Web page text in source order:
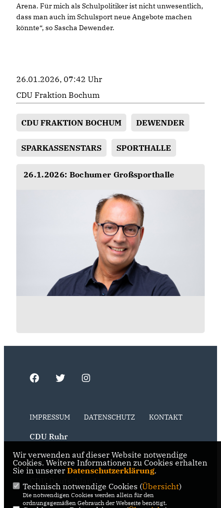
Arena. Für mich als Schulpolitiker ist nicht unwesentlich,
dass man auch im Schulsport neue Angebote machen
könnte“, so Sascha Dewender.
26.01.2026, 07:42 Uhr
CDU Fraktion Bochum
CDU FRAKTION BOCHUM DEWENDER
SPARKASSENSTARS SPORTHALLE
26.1.2026: Bochumer Großsporthalle
IMPRESSUM DATENSCHUTZ KONTAKT
CDU Ruhr
CDU NRW
RSS der Neuigkeiten der Fraktion
Wir verwenden auf dieser Website notwendige
Cookies. Weitere Informationen zu Cookies erhalten
Sie in unserer Datenschutzerklärung.
Technisch notwendige Cookies (Übersicht)
Die notwendigen Cookies werden allein für den
ordnungsgemäßen Gebrauch der Webseite benötigt.